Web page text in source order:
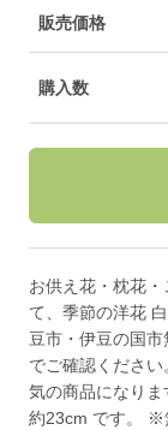
販売価格
購入数
お供え花・枕花
て、季節の洋花
豆市・伊豆の国
でご確認くださ
気の商品になり
約23cm です。 ※